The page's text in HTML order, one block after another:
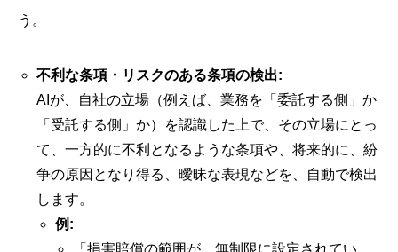
う。
不利な条項・リスクのある条項の検出:
AIが、自社の立場（例えば、業務を「委託する側」か
「受託する側」か）を認識した上で、その立場にとっ
て、一方的に不利となるような条項や、将来的に、紛
争の原因となり得る、曖昧な表現などを、自動で検出
します。
例:
「損害賠償の範囲が、無制限に設定されてい